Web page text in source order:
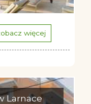
więcej
Larnace